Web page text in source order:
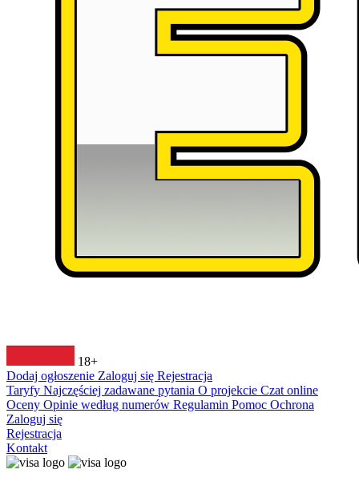
18+
Dodaj ogłoszenie Zaloguj się Rejestracja
Taryfy Najczęściej zadawane pytania O projekcie Czat online
Oceny Opinie według numerów Regulamin Pomoc Ochrona
Zaloguj się
Rejestracja
Kontakt